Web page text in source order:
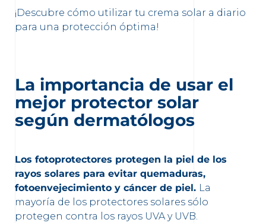
¡Descubre cómo utilizar tu crema solar a diario
para una protección óptima!
La importancia de usar el
mejor protector solar
según dermatólogos
Los fotoprotectores protegen la piel de los
rayos solares para evitar quemaduras,
fotoenvejecimiento y cáncer de piel. La
mayoría de los protectores solares sólo
protegen contra los rayos UVA y UVB.